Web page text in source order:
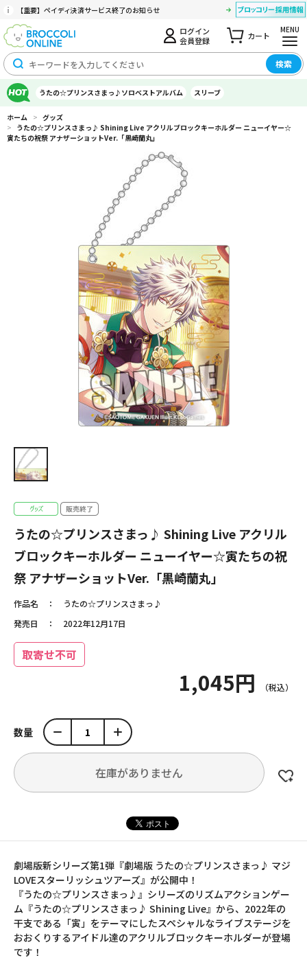
【重要】ペイディ決済サービス終了のお知らせ
ログイン
会員登録
カート
MENU
検索
うたの☆プリンスさまっ♪ソロベストアルバム スリーブ
ホーム > グッズ
> うたの☆プリンスさまっ♪ Shining Live アクリルブロックキーホルダー ニューイヤー☆
寅たちの祝祭 アナザーショットVer.「黒崎蘭丸」
うたの☆プリンスさまっ♪ Shining Live アクリル
ブロックキーホルダー ニューイヤー☆寅たちの祝
祭 アナザーショットVer.「黒崎蘭丸」
作品名
うたの☆プリンスさまっ♪
発売日
2022年12月17日
取寄せ不可
1,045円
数量
在庫がありません
劇場版新シリーズ第1弾『劇場版 うたの☆プリンスさまっ♪ マジ
LOVEスターリッシュツアーズ』が公開中！
『うたの☆プリンスさまっ♪』シリーズのリズムアクションゲー
ム『うたの☆プリンスさまっ♪ Shining Live』から、2022年の
干支である「寅」をテーマにしたスペシャルなライブステージを
おおくりするアイドル達のアクリルブロックキーホルダーが登場
です！